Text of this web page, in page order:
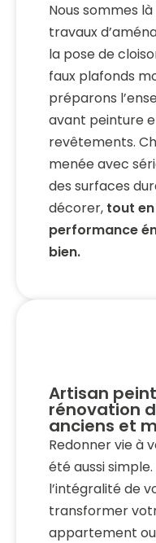
Nous sommes
travaux
la pose de
faux plafonds
préparons
avant peinture
revêtements.
menée avec
des surfaces
décorer, tout
performance
bien.
Artisan
rénovation
anciens et
Redonner vie à
été aussi
l’intégralité de
transformer
appartement